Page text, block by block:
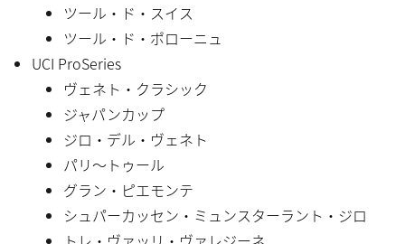
ツール・ド・スイス
ツール・ド・ポローニュ
UCI ProSeries
ヴェネト・クラシック
ジャパンカップ
ジロ・デル・ヴェネト
パリ〜トゥール
グラン・ピエモンテ
シュパーカッセン・ミュンスターラント・ジロ